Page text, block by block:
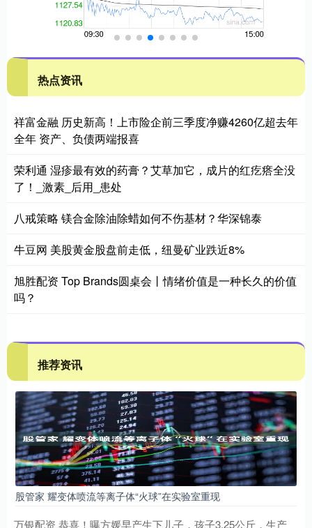
热点资讯
祥富金融 历史新高！上市险企前三季度净赚4260亿超去年
全年 资产、负债两端报喜
荣利通 湿疹最有效的药膏？艾草加它，成片的红疙瘩全没
了！_激素_后用_患处
八戒策略 镁合金除油除蜡如何不伤基材？华深锦泰
牛豆网 美股黄金股盘前走低，纽曼矿业跌近8%
旭胜配资 Top Brands圆桌会丨情绪价值是一种长久的价值
吗？
推荐资讯
股管家 耀变体喷流等离子体“火球”在实验室重现
万银配资 恭喜！曝方媛早产生下儿子，孩子3.25公斤，生产